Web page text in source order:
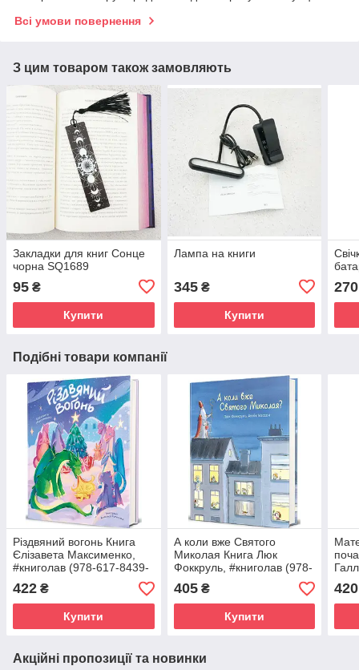
Всі умови повернення
З цим товаром також замовляють
Закладки для книг Сонце
чорна SQ1689
95 ₴
Купити
Лампа на книги
345₴
Купити
270
Подібні товари компанії
Різдвяний вогонь Книга
Єлізавета Максименко,
#книголав (978-617-8439-
55-2)
422 ₴
Купити
А коли вже Святого
Миколая Книга Люк
Фоккруль, #книголав (978-
617-8439-05-7)
405₴
Купити
09-
Акційні пропозиції та новинки